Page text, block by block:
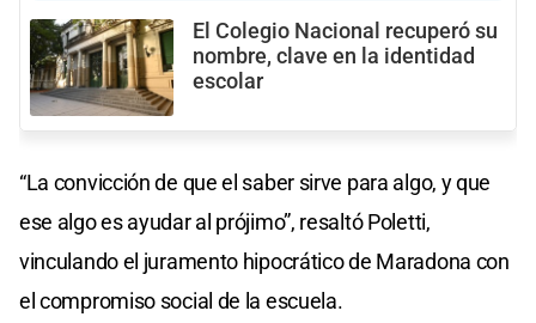
El Colegio Nacional recuperó su
nombre, clave en la identidad
escolar
“La convicción de que el saber sirve para algo, y que
ese algo es ayudar al prójimo”, resaltó Poletti,
vinculando el juramento hipocrático de Maradona con
el compromiso social de la escuela.